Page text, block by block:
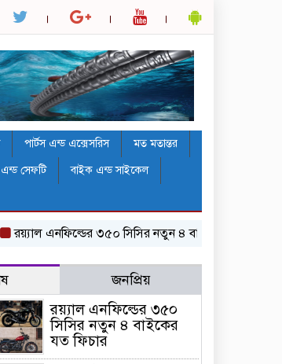
পার্টস এন্ড এক্সেসরিস
মত মতান্তর
এন্ড সেফটি
বাইক এন্ড সাইকেল
র‌য়্যাল এনফিল্ডের ৩৫০ সিসির নতুন ৪ বাইকের যত ফিচার
জনপ্রিয়
র‌য়্যাল এনফিল্ডের ৩৫০
সিসির নতুন ৪ বাইকের
যত ফিচার